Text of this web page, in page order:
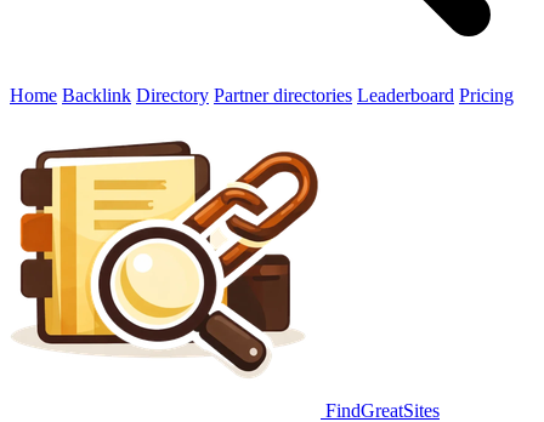
Home Backlink Directory Partner directories Leaderboard Pricing
FindGreatSites